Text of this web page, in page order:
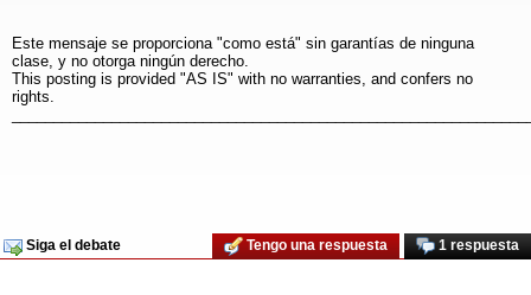
Este mensaje se proporciona "como está" sin garantías de ninguna
clase, y no otorga ningún derecho.
This posting is provided "AS IS" with no warranties, and confers no
rights.
Siga el debate 1 respuesta
Tengo una respuesta